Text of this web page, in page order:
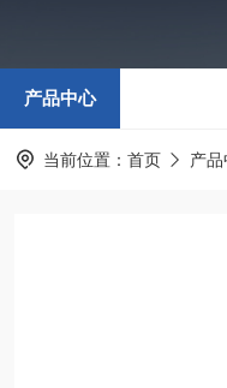
产品中心
当前位置： 首页 产